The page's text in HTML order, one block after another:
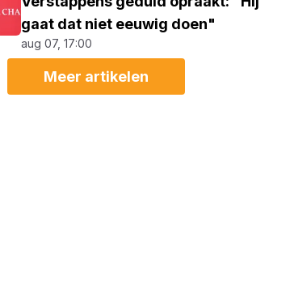
gaat dat niet eeuwig doen"
aug 07, 17:00
Meer artikelen